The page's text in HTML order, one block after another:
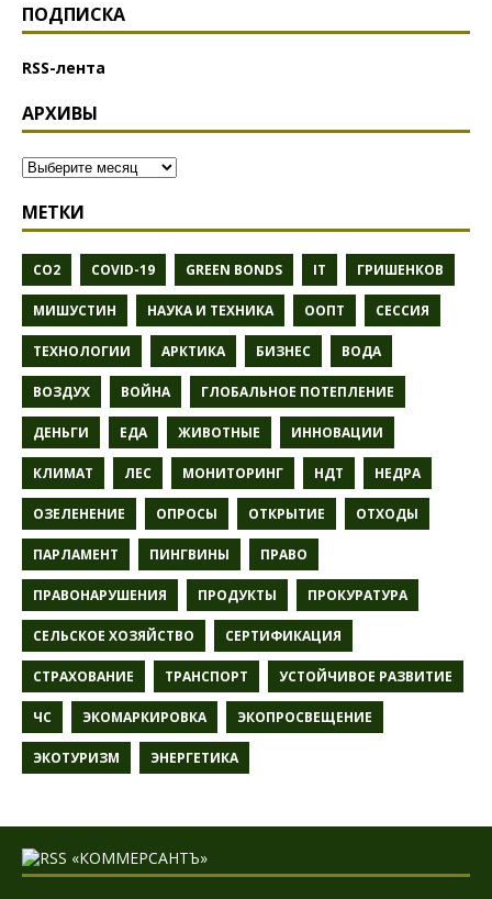
ПОДПИСКА
RSS-лента
АРХИВЫ
МЕТКИ
CO2 COVID-19 GREEN BONDS IT ГРИШЕНКОВ
МИШУСТИН НАУКА И ТЕХНИКА ООПТ СЕССИЯ
ТЕХНОЛОГИИ АРКТИКА БИЗНЕС ВОДА
ВОЗДУХ ВОЙНА ГЛОБАЛЬНОЕ ПОТЕПЛЕНИЕ
ДЕНЬГИ ЕДА ЖИВОТНЫЕ ИННОВАЦИИ
КЛИМАТ ЛЕС МОНИТОРИНГ НДТ НЕДРА
ОЗЕЛЕНЕНИЕ ОПРОСЫ ОТКРЫТИЕ ОТХОДЫ
ПАРЛАМЕНТ ПИНГВИНЫ ПРАВО
ПРАВОНАРУШЕНИЯ ПРОДУКТЫ ПРОКУРАТУРА
СЕЛЬСКОЕ ХОЗЯЙСТВО СЕРТИФИКАЦИЯ
СТРАХОВАНИЕ ТРАНСПОРТ УСТОЙЧИВОЕ РАЗВИТИЕ
ЧС ЭКОМАРКИРОВКА ЭКОПРОСВЕЩЕНИЕ
ЭКОТУРИЗМ ЭНЕРГЕТИКА
«КОММЕРСАНТЪ»